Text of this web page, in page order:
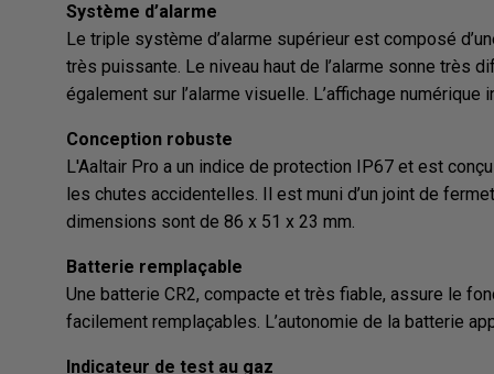
Système d’alarme
Le triple système d’alarme supérieur est composé
très puissante. Le niveau haut de l’alarme sonne très
également sur l’alarme visuelle. L’affichage numérique
Conception robuste
L'Aaltair Pro a un indice de protection IP67 et est
les chutes accidentelles. Il est muni d’un joint de
dimensions sont de 86 x 51 x 23 mm.
Batterie remplaçable
Une batterie CR2, compacte et très fiable, assure le
facilement remplaçables. L’autonomie de la batterie
Indicateur de test au gaz